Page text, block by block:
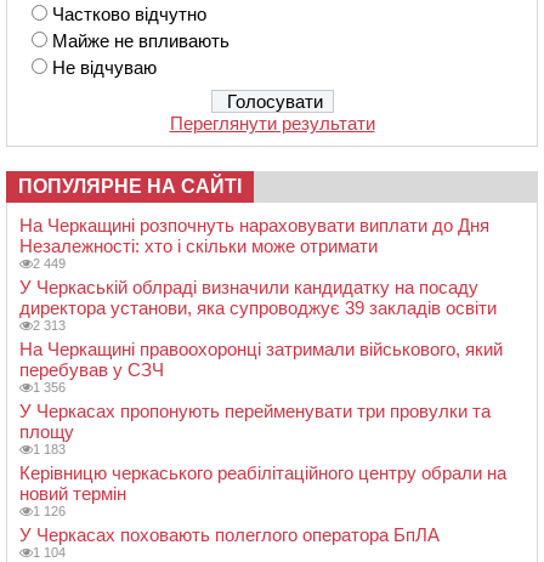
Частково відчутно
Майже не впливають
Не відчуваю
Переглянути результати
ПОПУЛЯРНЕ НА САЙТІ
На Черкащині розпочнуть нараховувати виплати до Дня
Незалежності: хто і скільки може отримати
2 449
У Черкаській облраді визначили кандидатку на посаду
директора установи, яка супроводжує 39 закладів освіти
2 313
На Черкащині правоохоронці затримали військового, який
перебував у СЗЧ
1 356
У Черкасах пропонують перейменувати три провулки та
площу
1 183
Керівницю черкаського реабілітаційного центру обрали на
новий термін
1 126
У Черкасах поховають полеглого оператора БпЛА
1 104